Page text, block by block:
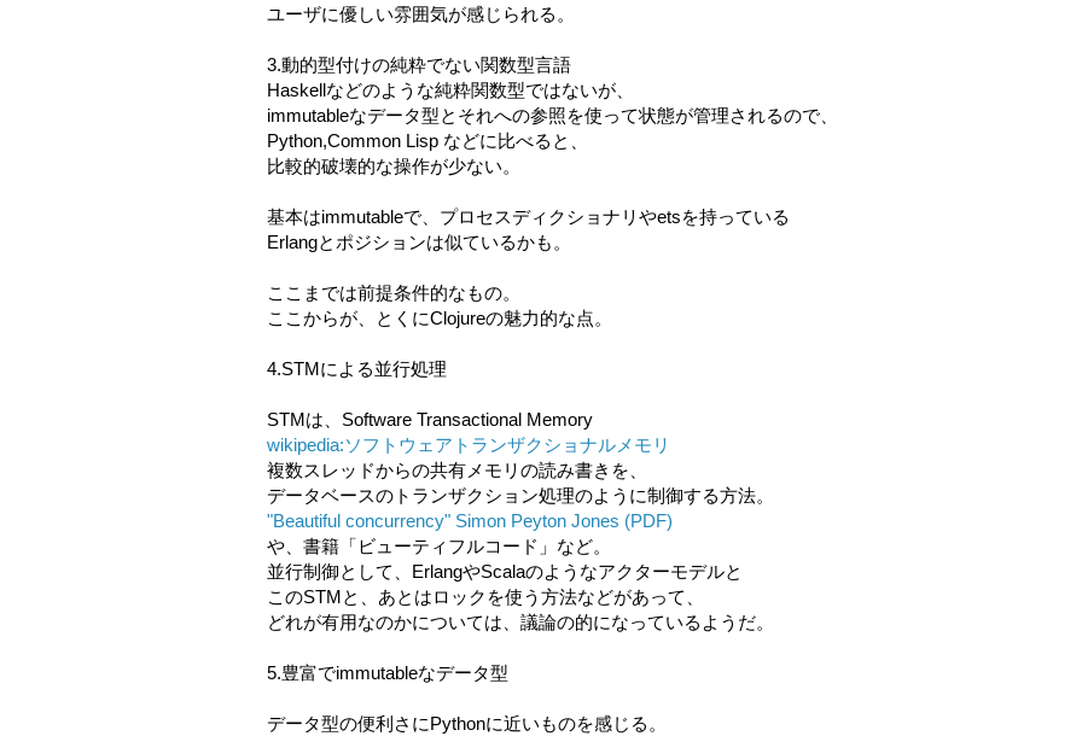
ユーザに優しい雰囲気が感じられる。
3.動的型付けの純粋でない関数型言語
Haskellなどのような純粋関数型ではないが、
immutableなデータ型とそれへの参照を使って状態が管理されるので、
Python,Common Lisp などに比べると、
比較的破壊的な操作が少ない。
基本はimmutableで、プロセスディクショナリやetsを持っている
Erlangとポジションは似ているかも。
ここまでは前提条件的なもの。
ここからが、とくにClojureの魅力的な点。
4.STMによる並行処理
STMは、Software Transactional Memory
wikipedia:ソフトウェアトランザクショナルメモリ
複数スレッドからの共有メモリの読み書きを、
データベースのトランザクション処理のように制御する方法。
"Beautiful concurrency" Simon Peyton Jones (PDF)
や、書籍「ビューティフルコード」など。
並行制御として、ErlangやScalaのようなアクターモデルと
このSTMと、あとはロックを使う方法などがあって、
どれが有用なのかについては、議論の的になっているようだ。
5.豊富でimmutableなデータ型
データ型の便利さにPythonに近いものを感じる。